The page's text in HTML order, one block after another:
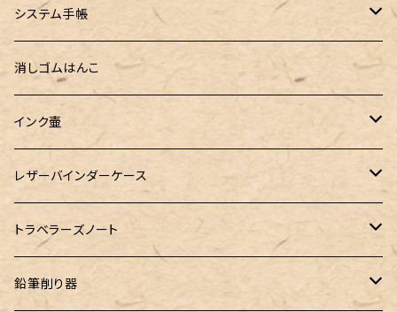
Kaweco（カヴェコ）
AURORA（アウロラ）
LAMY（ラミー）
フェリスホイールプレス
大西製作所
染色カクノ
Kaweco（カヴェコ）
富士瘤クラフト
100% Pencillest 真鍮ペン
フェリスホイールプレス
BENJA メノルカペン
Fisher（フィッシャー）
ラダイト
PARLEY (パーリィー)
ガルフストリーム
NAGASAWA（ナガサワ）
PILOT（パイロット）
アシュフォード
セミオーダーガラスペン（予約品）
リュリュ
セキセイ
寺西化学工業
ガラス工房 LUC
ガラス工房 SAYORI
GLASS STUDIO しなぷす
インクガチャ
セーラー万年筆
100色インク工房
ゆらめくink
PILOT
色彩雫
フェリスホイールプレス
10mlインク
20mlインク
Pelican
インクガチャ
PLATINUM（プラチナ）
こぶた工房
Steef&Co. (スティーフ)
ST Draft 短軸
ST Draft 全軸
マーベラスウッド
バディ
マーベラスシャープ
カヴェコ
カランダッシュ
ロットリング
Ystudio（ワイスタジオ）
ミドリカンパニー
ラダイト
Ruk (ルカ)
LOGステーショナリー
システム手帳
プロッター
ミニ5サイズ
ミニ6サイズ
ダヴィンチ ロロマクラシック
ファイロファックス
アシュフォード
消しゴムはんこ
インク壷
白石ガラス工房
フェリスホイールプレス
レザーバインダーケース
PLOTTER
トラベラーズノート
スターターキット
鉛筆削り器